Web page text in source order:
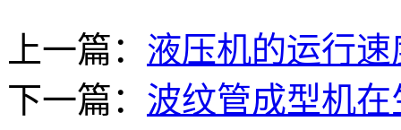
上一篇： 液压机的运行
下一篇： 波纹管成型机